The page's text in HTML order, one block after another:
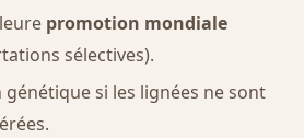
promotion mondiale
sélectives).
si les lignées ne sont